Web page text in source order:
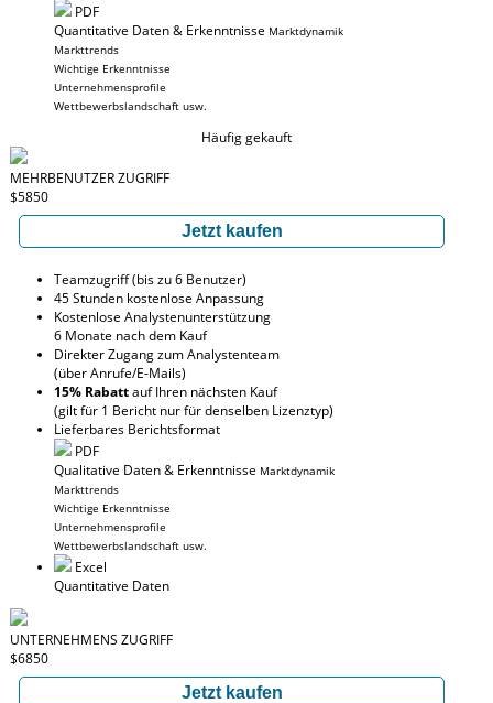
PDF
Quantitative Daten & Erkenntnisse Marktdynamik
Markttrends
Wichtige Erkenntnisse
Unternehmensprofile
Wettbewerbslandschaft usw.
Häufig gekauft
MEHRBENUTZER ZUGRIFF
$5850
Jetzt kaufen
Teamzugriff (bis zu 6 Benutzer)
45 Stunden kostenlose Anpassung
Kostenlose Analystenunterstützung
6 Monate nach dem Kauf
Direkter Zugang zum Analystenteam
(über Anrufe/E-Mails)
15% Rabattauf Ihren nächsten Kauf
(gilt für 1 Bericht nur für denselben Lizenztyp)
Lieferbares Berichtsformat
PDF
Qualitative Daten & Erkenntnisse Marktdynamik
Markttrends
Wichtige Erkenntnisse
Unternehmensprofile
Wettbewerbslandschaft usw.
Excel
Quantitative Daten
UNTERNEHMENS ZUGRIFF
$6850
Jetzt kaufen